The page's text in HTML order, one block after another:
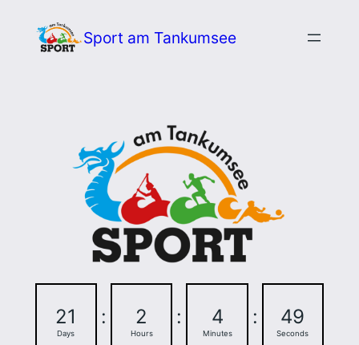
Inhalt
Sport am Tankumsee
21
Days
: 2
Hours
: 4
Minutes
: 48
Seconds